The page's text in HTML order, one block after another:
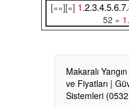
[««][«] 1.2.3.4.5.6.7.
52 » 1.
Makaralı
ve Fiyatları |
Sistemleri